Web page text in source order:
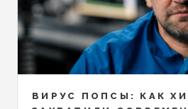
ВИРУС ПОПСЫ: КАК